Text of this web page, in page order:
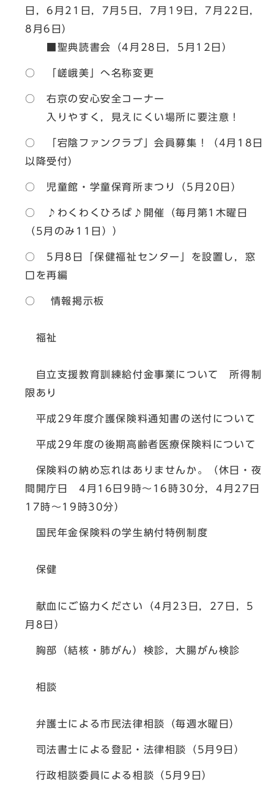
日，6月21日，7月5日，7月19日，7月22日，
8月6日）
■聖典読書会（4月28日，5月12日）
○ 「嵯峨美」へ名称変更
○ 右京の安心安全コーナー
入りやすく，見えにくい場所に要注意！
○ 「宕陰ファンクラブ」会員募集！（4月18日
以降受付）
○ 児童館・学童保育所まつり（5月20日）
○ ♪わくわくひろば♪開催（毎月第1木曜日
（5月のみ11日））
○ 5月8日「保健福祉センター」を設置し，窓
口を再編
○ 情報掲示板
福祉
自立支援教育訓練給付金事業について 所得制
限あり
平成29年度介護保険料通知書の送付について
平成29年度の後期高齢者医療保険料について
保険料の納め忘れはありませんか。（休日・夜
間開庁日 4月16日9時～16時30分，4月27日
17時～19時30分）
国民年金保険料の学生納付特例制度
保健
献血にご協力ください（4月23日，27日，5
月8日）
胸部（結核・肺がん）検診，大腸がん検診
相談
弁護士による市民法律相談（毎週水曜日）
司法書士による登記・法律相談（5月9日）
行政相談委員による相談（5月9日）